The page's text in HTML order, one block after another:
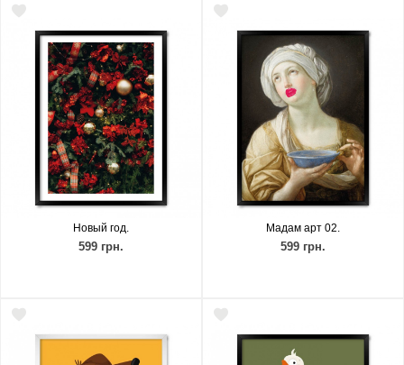
Новый год.
599 грн.
Мадам арт 02.
599 грн.